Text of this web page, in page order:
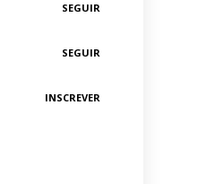
SEGUIR
SEGUIR
INSCREVER